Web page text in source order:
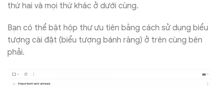
thứ hai và mọi thứ khác ở dưới cùng.
Bạn có thể bật hộp thư ưu tiên bằng cách sử dụng biểu
tượng cài đặt (biểu tượng bánh răng) ở trên cùng bên
phải.